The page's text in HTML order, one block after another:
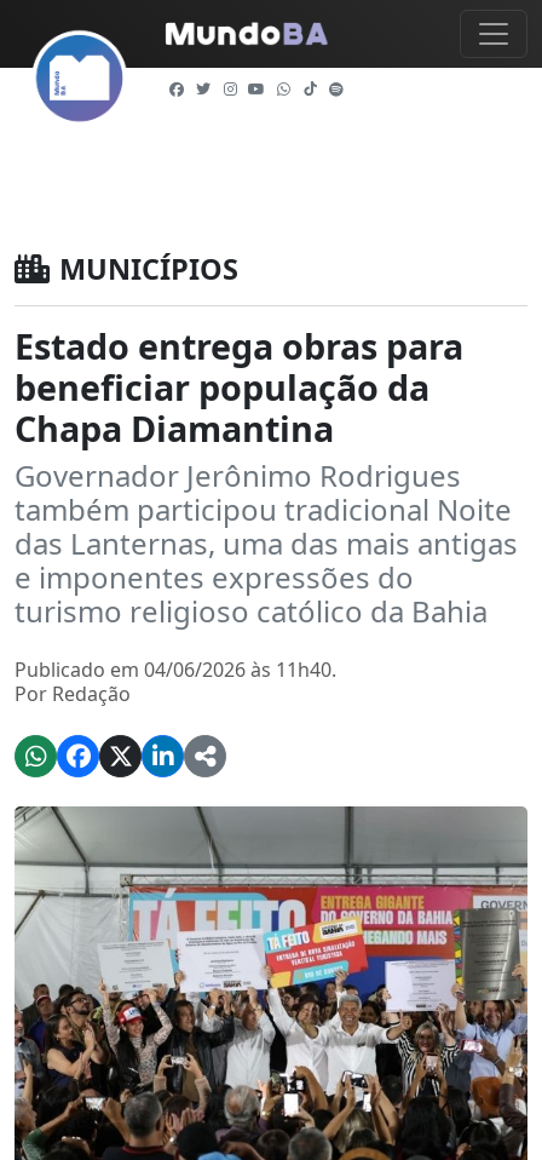
MUNICÍPIOS
Estado entrega obras para
beneficiar população da
Chapa Diamantina
Governador Jerônimo Rodrigues
também participou tradicional Noite
das Lanternas, uma das mais antigas
e imponentes expressões do
turismo religioso católico da Bahia
Publicado em 04/06/2026 às 11h40.
Por Redação